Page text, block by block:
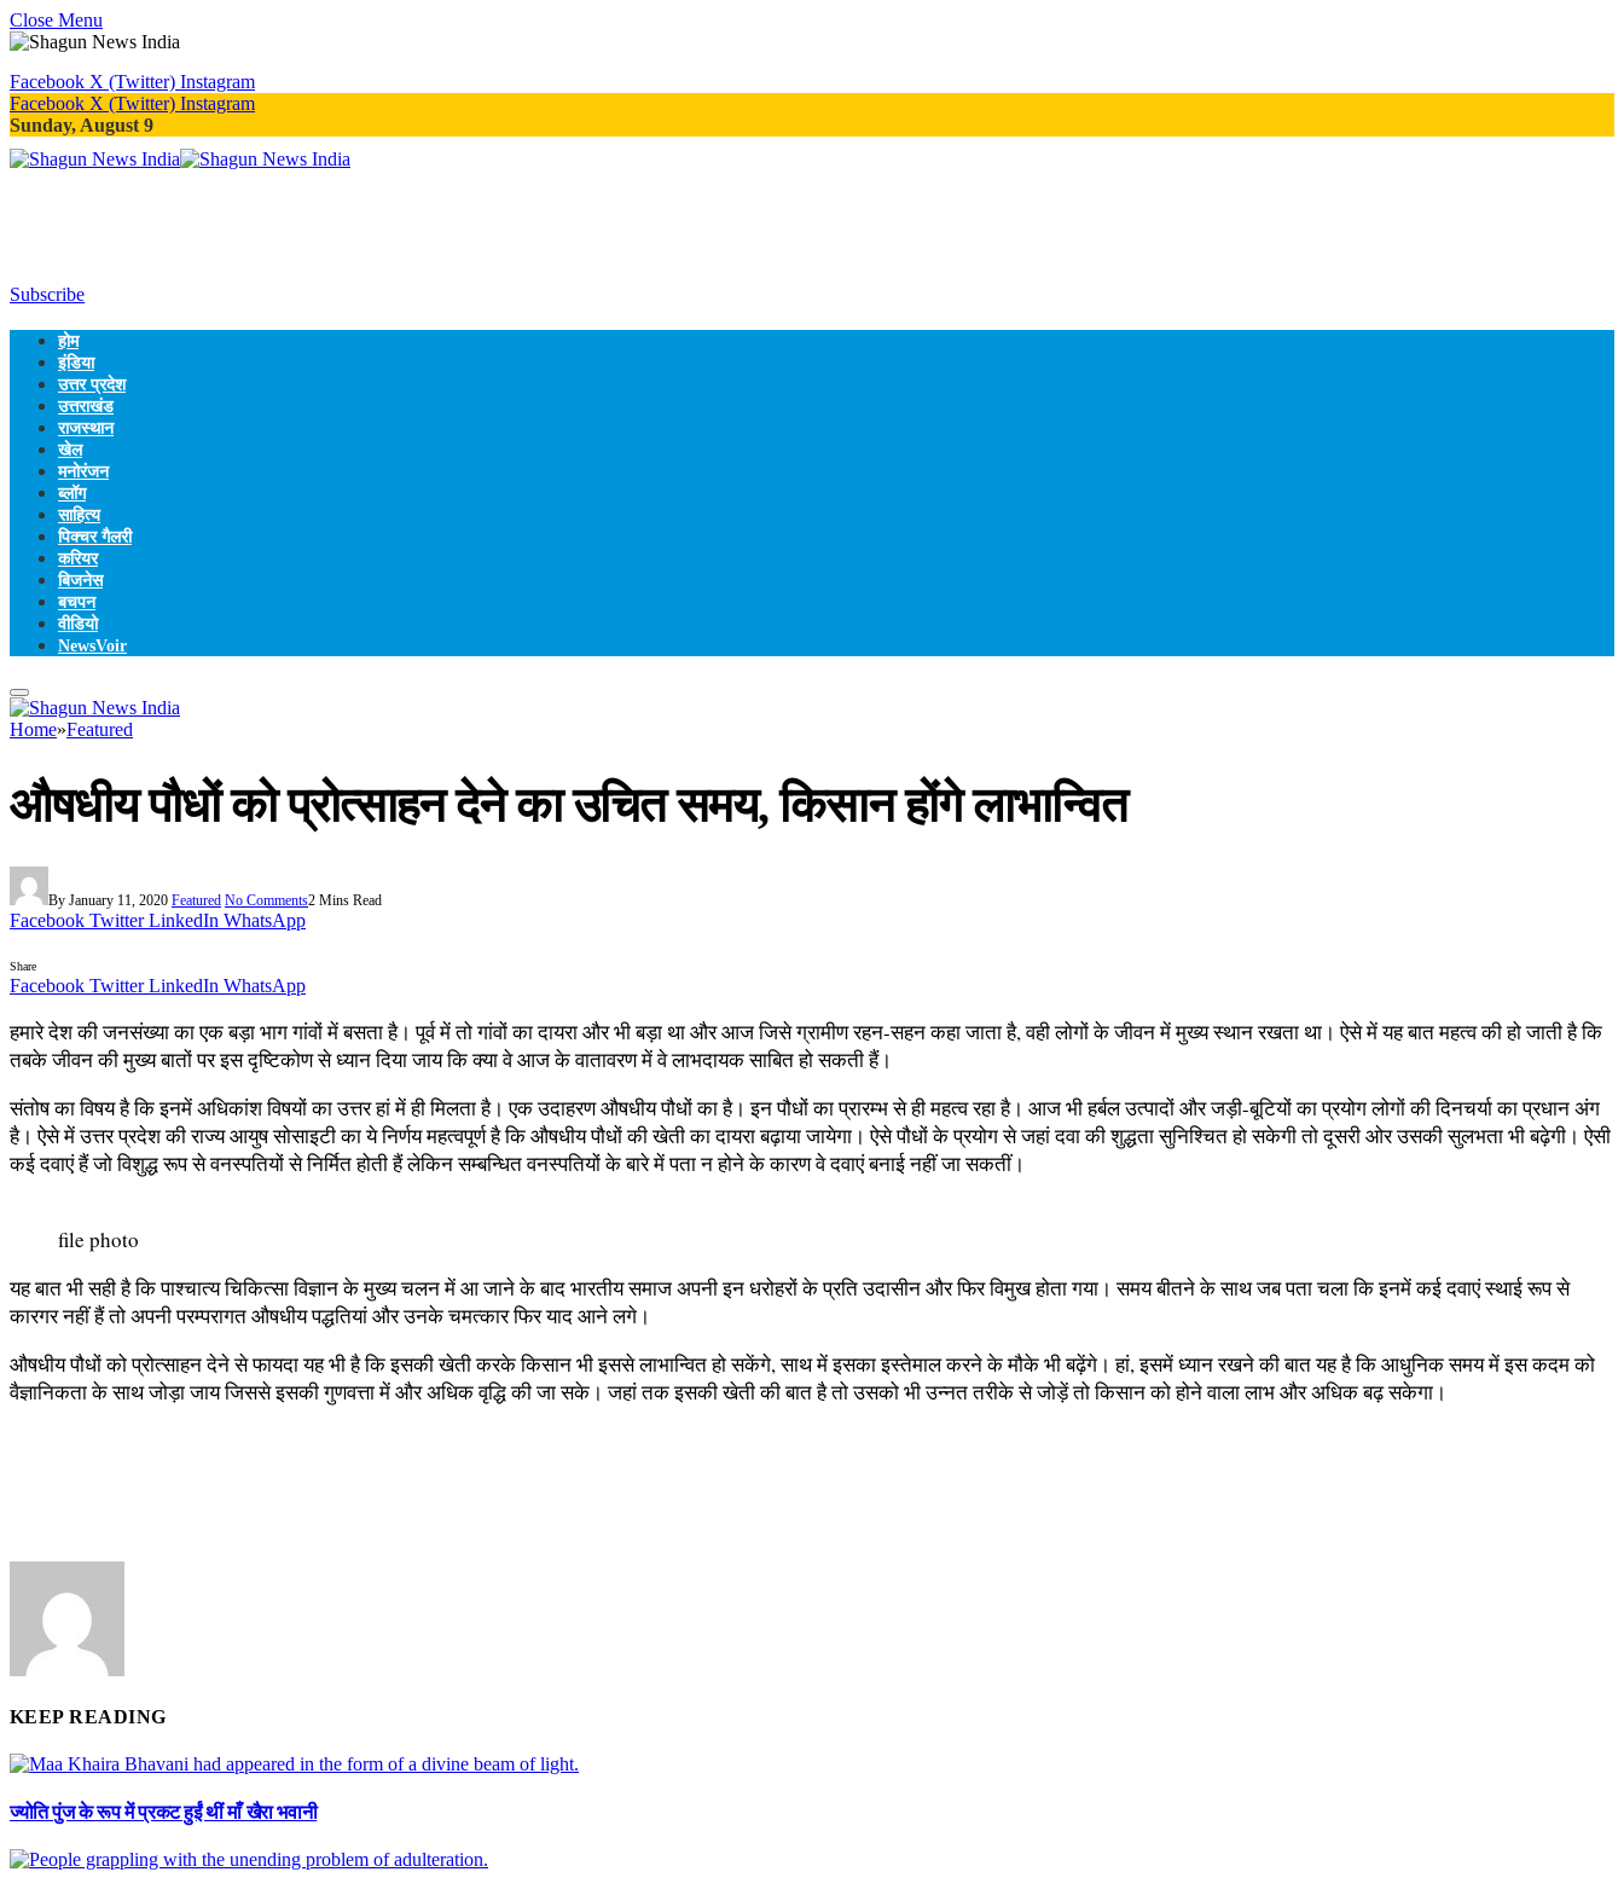
Close Menu
Facebook X (Twitter) Instagram
Facebook X (Twitter) Instagram
Sunday, August 9
Subscribe
होम
इंडिया
उत्तर प्रदेश
उत्तराखंड
राजस्थान
खेल
मनोरंजन
ब्लॉग
साहित्य
पिक्चर गैलरी
करियर
बिजनेस
बचपन
वीडियो
NewsVoir
Home»Featured
औषधीय पौधों को प्रोत्साहन देने का उचित समय, किसान होंगे लाभान्वित
By January 11, 2020 Featured No Comments2 Mins Read
Facebook Twitter LinkedIn WhatsApp
Share
Facebook Twitter LinkedIn WhatsApp
हमारे देश की जनसंख्या का एक बड़ा भाग गांवों में बसता है। पूर्व में तो गांवों का दायरा और भी बड़ा था और आज जिसे ग्रामीण रहन-सहन कहा जाता है, वही लोगों के जीवन में मुख्य स्थान रखता था। ऐसे में यह बात महत्व की हो जाती है कि
तबके जीवन की मुख्य बातों पर इस दृष्टिकोण से ध्यान दिया जाय कि क्या वे आज के वातावरण में वे लाभदायक साबित हो सकती हैं।
संतोष का विषय है कि इनमें अधिकांश विषयों का उत्तर हां में ही मिलता है। एक उदाहरण औषधीय पौधों का है। इन पौधों का प्रारम्भ से ही महत्व रहा है। आज भी हर्बल उत्पादों और जड़ी-बूटियों का प्रयोग लोगों की दिनचर्या का प्रधान अंग
है। ऐसे में उत्तर प्रदेश की राज्य आयुष सोसाइटी का ये निर्णय महत्वपूर्ण है कि औषधीय पौधों की खेती का दायरा बढ़ाया जायेगा। ऐसे पौधों के प्रयोग से जहां दवा की शुद्धता सुनिश्चित हो सकेगी तो दूसरी ओर उसकी सुलभता भी बढ़ेगी। ऐसी
कई दवाएं हैं जो विशुद्ध रूप से वनस्पतियों से निर्मित होती हैं लेकिन सम्बन्धित वनस्पतियों के बारे में पता न होने के कारण वे दवाएं बनाई नहीं जा सकतीं।
file photo
यह बात भी सही है कि पाश्चात्य चिकित्सा विज्ञान के मुख्य चलन में आ जाने के बाद भारतीय समाज अपनी इन धरोहरों के प्रति उदासीन और फिर विमुख होता गया। समय बीतने के साथ जब पता चला कि इनमें कई दवाएं स्थाई रूप से
कारगर नहीं हैं तो अपनी परम्परागत औषधीय पद्धतियां और उनके चमत्कार फिर याद आने लगे।
औषधीय पौधों को प्रोत्साहन देने से फायदा यह भी है कि इसकी खेती करके किसान भी इससे लाभान्वित हो सकेंगे, साथ में इसका इस्तेमाल करने के मौके भी बढ़ेंगे। हां, इसमें ध्यान रखने की बात यह है कि आधुनिक समय में इस कदम को
वैज्ञानिकता के साथ जोड़ा जाय जिससे इसकी गुणवत्ता में और अधिक वृद्धि की जा सके। जहां तक इसकी खेती की बात है तो उसको भी उन्नत तरीके से जोड़ें तो किसान को होने वाला लाभ और अधिक बढ़ सकेगा।
KEEP READING
ज्योति पुंज के रूप में प्रकट हुईं थीं माँ खैरा भवानी